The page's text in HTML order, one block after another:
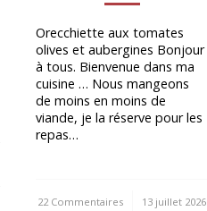
Orecchiette aux tomates
olives et aubergines Bonjour
à tous. Bienvenue dans ma
cuisine … Nous mangeons
de moins en moins de
viande, je la réserve pour les
repas…
22 Commentaires
/ 13 juillet 2026